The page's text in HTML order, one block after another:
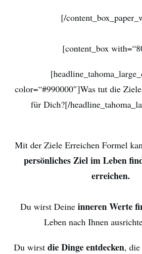
[/
[content_box
color=“#990000″]Was tut die
für Dich?[/
Mit der Ziele Erreichen Formel
persönliches Ziel im Leben
erreichen.
Du wirst Deine inneren Werte
Leben nach Ihnen
Du wirst die Dinge entdecken,